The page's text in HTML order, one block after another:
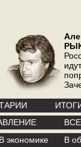
В экономике
В